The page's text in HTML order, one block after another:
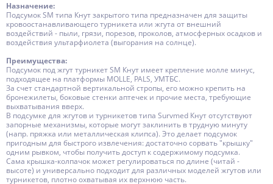
Назначение:
Подсумок SM типа Кнут закрытого типа предназначен для защиты
кровоостанавливающего турникета или жгута от внешний
воздействий - пыли, грязи, порезов, проколов, атмосферных осадков и
воздействия ультарфиолета (выгорания на солнце).
Преимущества:
Подсумок под жгут турникет SM Кнут имеет крепление молле минус,
подходящее на платформы MOLLE, PALS, УМТБС.
За счет стандартной вертикальной стропы, его можно крепить на
бронежилеты, боковые стенки аптечек и прочие места, требующие
выхватывания вверх.
В подсумке для жгутов и турникетов типа Survmed Кнут отсутствуют
запорные механизмы, которые могут заклинить в трудную минуту
(напр. пряжка или металлическая клипса). Это делает подсумок
пригодным для быстрого извлечения: достаточно сорвать "крышку"
одним рывком, чтобы получить доступ к содержимому подсумка.
Сама крышка-колпачок может регулироваться по длине (читай -
высоте) и универсально подходит для различных моделей жгутов или
турникетов, плотно охватывая их верхнюю часть.